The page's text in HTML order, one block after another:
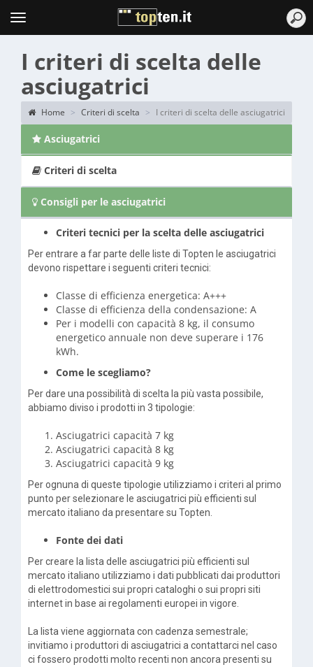
Topten
Menu
I criteri di scelta delle
asciugatrici
Home Criteri di scelta I criteri di scelta delle asciugatrici
Asciugatrici
Criteri di scelta
Consigli per le asciugatrici
Criteri tecnici per la scelta delle asciugatrici
Per entrare a far parte delle liste di Topten le asciugatrici
devono rispettare i seguenti criteri tecnici:
Classe di efficienza energetica: A+++
Classe di efficienza della condensazione: A
Per i modelli con capacità 8 kg, il consumo
energetico annuale non deve superare i 176
kWh.
Come le scegliamo?
Per dare una possibilità di scelta la più vasta possibile,
abbiamo diviso i prodotti in 3 tipologie:
Asciugatrici capacità 7 kg
Asciugatrici capacità 8 kg
Asciugatrici capacità 9 kg
Per ognuna di queste tipologie utilizziamo i criteri al primo
punto per selezionare le asciugatrici più efficienti sul
mercato italiano da presentare su Topten.
Fonte dei dati
Per creare la lista delle asciugatrici più efficienti sul
mercato italiano utilizziamo i dati pubblicati dai produttori
di elettrodomestici sui propri cataloghi o sui propri siti
internet in base ai regolamenti europei in vigore.
La lista viene aggiornata con cadenza semestrale;
invitiamo i produttori di asciugatrici a contattarci nel caso
ci fossero prodotti molto recenti non ancora presenti su